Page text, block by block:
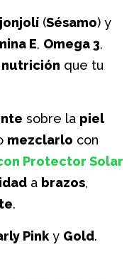
(Sésamo) y
E, Omega 3,
nutrición que tu
sobre la piel
mezclarlo con
Protector Solar
a brazos,
.
Pink y Gold.